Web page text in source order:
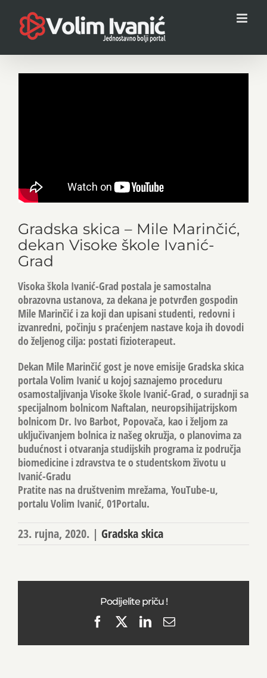
content
Gradska skica – Mile Marinčić,
dekan Visoke škole Ivanić-
Grad
Visoka škola Ivanić-Grad postala je samostalna
obrazovna ustanova, za dekana je potvrđen gospodin
Mile Marinčić i za koji dan upisani studenti, redovni i
izvanredni, počinju s praćenjem nastave koja ih dovodi
do željenog cilja: postati fizioterapeut.
Dekan Mile Marinčić gost je nove emisije Gradska skica
portala Volim Ivanić u kojoj saznajemo proceduru
osamostaljivanja Visoke škole Ivanić-Grad, o suradnji sa
specijalnom bolnicom Naftalan, neuropsihijatrijskom
bolnicom Dr. Ivo Barbot, Popovača, kao i željom za
uključivanjem bolnica iz našeg okružja, o planovima za
budućnost i otvaranja studijskih programa iz područja
biomedicine i zdravstva te o studentskom životu u
Ivanić-Gradu
Pratite nas na društvenim mrežama, YouTube-u,
portalu Volim Ivanić, 01Portalu.
23. rujna, 2020. | Gradska skica
Podijelite priču !
FacebookLinkedIn
Email